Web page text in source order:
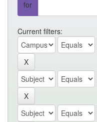
for
Current filters: